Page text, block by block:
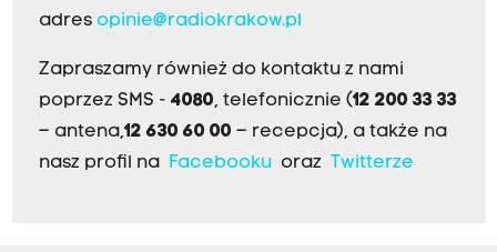
adres opinie@radiokrakow.pl
Zapraszamy również do kontaktu z nami
poprzez SMS - 4080, telefonicznie (12 200 33 33
– antena,12 630 60 00 – recepcja), a także na
nasz profil na
Facebookuoraz Twitterze